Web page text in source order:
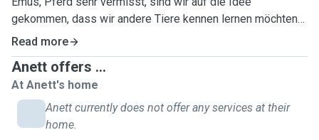
gekommen, dass wir andere Tiere kennen lernen möchten
und noch dazu anderem helfen.
Wir sind nach 17 Uhr erreichbar unter der Woche,manchmal
am Wochenende auch, wenn es vorher abgestimmt ist. Wir
würden uns sehr freuen, wenn du uns wählst.
Zwar haben wir noch wenig Erfahrung mit Hundsitting
gesammelt, sind wir immer mit Hunde. Hunde von
Read more
Anett offers ...
At Anett's home
Anett currently does not offer any services at their
home.